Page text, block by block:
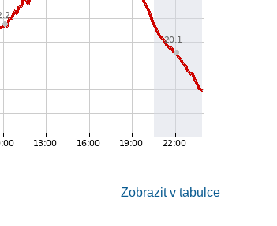
Zobrazit v tabulce